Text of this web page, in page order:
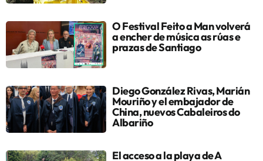
O Festival Feito a Man volverá
a encher de música as rúas e
prazas de Santiago
Diego González Rivas, Marián
Mouriño y el embajador de
China, nuevos Cabaleiros do
Albariño
El acceso a la playa de A